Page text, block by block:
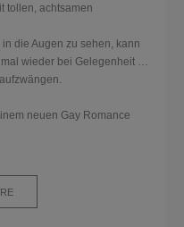
tollen, achtsamen
die Augen zu sehen, kann
wieder bei Gelegenheit …
neuen Gay Romance